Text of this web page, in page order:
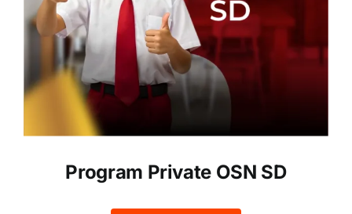
Program Private OSN SD